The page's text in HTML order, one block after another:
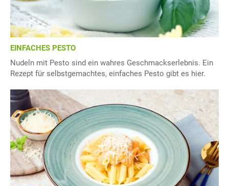
EINFACHES PESTO
Nudeln mit Pesto sind ein wahres Geschmackserlebnis. Ein
Rezept für selbstgemachtes, einfaches Pesto gibt es hier.